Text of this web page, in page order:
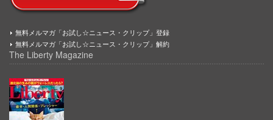
無料メルマガ「お試し☆ニュース・クリップ」登録
無料メルマガ「お試し☆ニュース・クリップ」解約
The Liberty Magazine